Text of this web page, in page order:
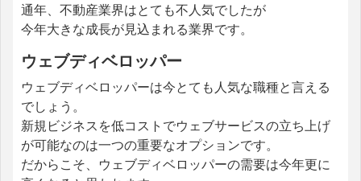
通年、不動産業界はとても不人気でしたが
今年大きな成長が見込まれる業界です。
ウェブディベロッパー
ウェブディベロッパーは今とても人気な職種と言える
でしょう。
新規ビジネスを低コストでウェブサービスの立ち上げ
が可能なのは一つの重要なオプションです。
だからこそ、ウェブディベロッパーの需要は今年更に